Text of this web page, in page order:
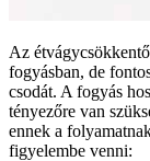
Az
fogyásban, de
csodát. A fogyás
tényezőre van
ennek a
figyelembe venni: